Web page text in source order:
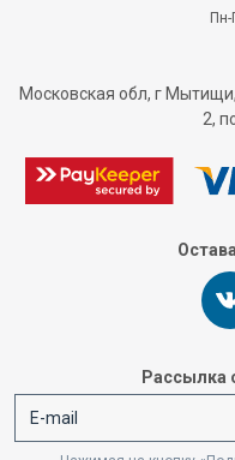
Пн-
Московская обл, г
2,
Рассылка